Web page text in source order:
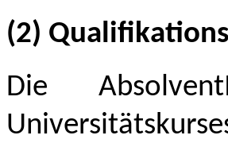
(2)
Die